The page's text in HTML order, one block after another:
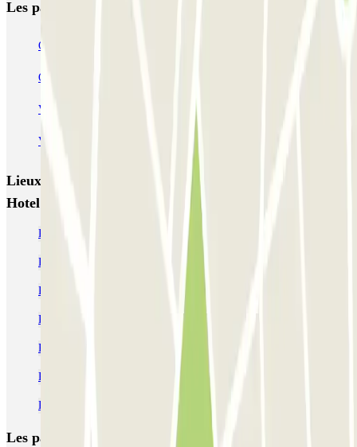
Les parkings les mieux notés à Amsterdam
Q-Park Nieuwendijk
Q-Park Oostpoort
VALET - NEMO Science Museum
VALET - Stadsschouwburg Amsterdam
Lieux et événements intéressants à proximité Parkbee
Hotel Levell
Parking Bijlmer Arena pas cher
Parking Amsterdam ArenA pas cher
Parking Ziggo Dome Amsterdam pas cher
Parking Amsterdam RAI pas cher
Parking Amsterdam Zuid pas cher
Parking Amsterdam Oost pas cher | Parclick
Parking Amsterdam de Pijp pas cher
Les parkings les plus réservés